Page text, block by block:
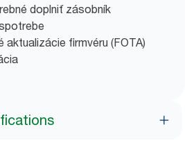
doplniť zásobník
aktualizácie firmvéru (FOTA)